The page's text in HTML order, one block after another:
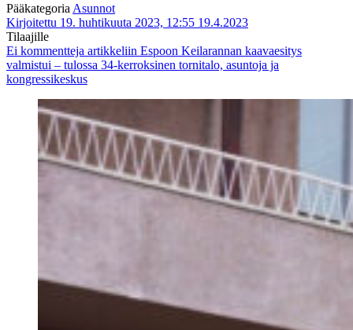
Pääkategoria Asunnot
Kirjoitettu 19. huhtikuuta 2023, 12:55 19.4.2023
Tilaajille
Ei kommentteja artikkeliin Espoon Keilarannan kaavaesitys
valmistui – tulossa 34-kerroksinen tornitalo, asuntoja ja
kongressikeskus